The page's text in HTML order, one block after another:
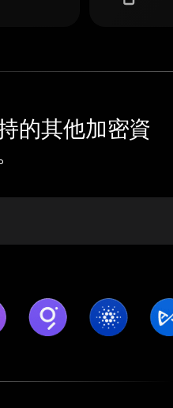
的其他加密資